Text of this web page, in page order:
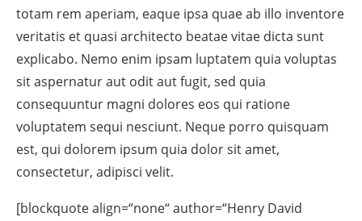
totam rem aperiam, eaque ipsa quae ab illo inventore
veritatis et quasi architecto beatae vitae dicta sunt
explicabo. Nemo enim ipsam luptatem quia voluptas
sit aspernatur aut odit aut fugit, sed quia
consequuntur magni dolores eos qui ratione
voluptatem sequi nesciunt. Neque porro quisquam
est, qui dolorem ipsum quia dolor sit amet,
consectetur, adipisci velit.
[blockquote align=“none“ author=“Henry David